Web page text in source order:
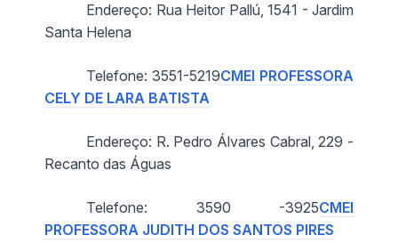
Endereço: Rua Heitor Pallú, 1541 - Jardim
Santa Helena
Telefone: 3551-5219CMEI PROFESSORA
CELY DE LARA BATISTA
Endereço: R. Pedro Álvares Cabral, 229 -
Recanto das Águas
Telefone: 3590 -3925CMEI
PROFESSORA JUDITH DOS SANTOS PIRES